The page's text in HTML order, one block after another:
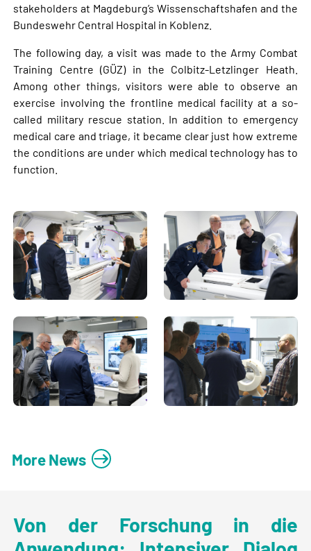
stakeholders at Magdeburg’s Wissenschaftshafen and the
Bundeswehr Central Hospital in Koblenz.
The following day, a visit was made to the Army Combat
Training Centre (GÜZ) in the Colbitz-Letzlinger Heath.
Among other things, visitors were able to observe an
exercise involving the frontline medical facility at a so-
called military rescue station. In addition to emergency
medical care and triage, it became clear just how extreme
the conditions are under which medical technology has to
function.
More News
Von der Forschung in die